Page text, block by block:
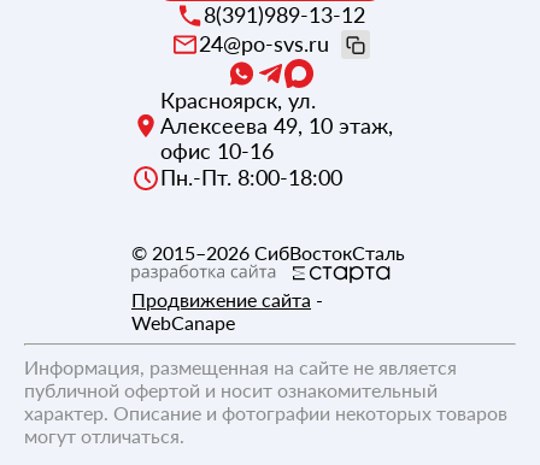
8(391)989-13-12
24@po-svs.ru
Красноярск, ул.
Алексеева 49, 10 этаж,
офис 10-16
Пн.-Пт. 8:00-18:00
© 2015–2026 СибВостокСталь
Продвижение сайта -
WebCanape
Информация, размещенная на сайте не является
публичной офертой и носит ознакомительный
характер. Описание и фотографии некоторых товаров
могут отличаться.